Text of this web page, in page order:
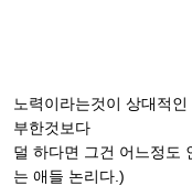
노력이라는것이 상대적
부한것보다
덜 하다면 그건 어느정도
는 애들 논리다.)